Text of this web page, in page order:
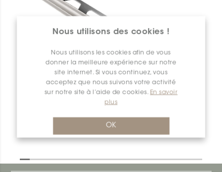
Nous utilisons des cookies !
Nous utilisons les cookies afin de vous
donner la meilleure expérience sur notre
site internet. Si vous continuez, vous
acceptez que nous suivons votre activité
sur notre site à l’aide de cookies. En savoir
plus
OK
Deco-Sg SG100AE15
Deco-Sg SG100ACB12